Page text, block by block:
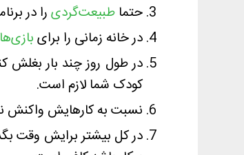
حتماطبیعت‌گردیرا در
در خانه زمانی را برای
در طول روز چند بار بغلش
کودک شما لازم است.
نسبت به کارهایش واکنش
در کل بیشتر برایش وقت